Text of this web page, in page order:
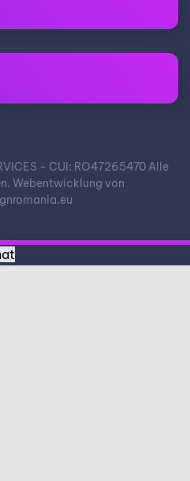
- CUI: RO47265470 Alle
Webentwicklung von